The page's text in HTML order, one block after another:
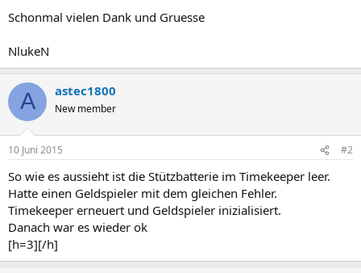
Schonmal vielen Dank und Gruesse
NlukeN
A astec1800
New member
10 Juni 2015 #2
So wie es aussieht ist die Stützbatterie im Timekeeper leer.
Hatte einen Geldspieler mit dem gleichen Fehler.
Timekeeper erneuert und Geldspieler inizialisiert.
Danach war es wieder ok
[h=3][/h]